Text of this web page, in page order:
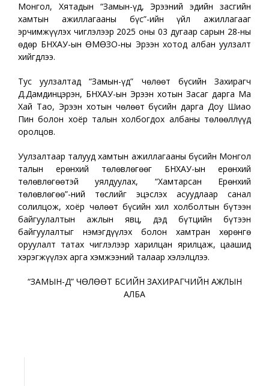
Монгол, Хятадын “Замын-Үүд, Эрээний эдийн засгийн
хамтын ажиллагааны бүс”-ийн үйл ажиллагааг
эрчимжүүлэх чиглэлээр 2025 оны 03 дугаар сарын 28-ны
өдөр БНХАУ-ын ӨМӨЗО-ны Эрээн хотод албан уулзалт
хийгдлээ.
Тус уулзалтад “Замын-Үүд” чөлөөт бүсийн Захирагч
Д.Дамдинцэрэн, БНХАУ-ын Эрээн хотын Засаг дарга Ма
Хай Тао, Эрээн хотын чөлөөт бүсийн дарга Доу Шиао
Пин болон хоёр талын холбогдох албаны төлөөллүүд
оролцов.
Уулзалтаар талууд хамтын ажиллагааны бүсийн Монгол
талын ерөнхий төлөвлөгөөг БНХАУ-ын ерөнхий
төлөвлөгөөтэй уялдуулах, “Хамтарсан Ерөнхий
төлөвлөгөө”-ний төслийг эцэслэх асуудлаар санал
солилцож, хоёр чөлөөт бүсийн хил холболтын бүтээн
байгуулалтын ажлын явц, дэд бүтцийн бүтээн
байгуулалтыг нэмэгдүүлэх болон хамтран хөрөнгө
оруулалт татах чиглэлээр харилцан ярилцаж, цаашид
хэрэгжүүлэх арга хэмжээний талаар хэлэлцлээ.
“ЗАМЫН-ҮҮД” ЧӨЛӨӨТ БҮСИЙН ЗАХИРАГЧИЙН АЖЛЫН
АЛБА